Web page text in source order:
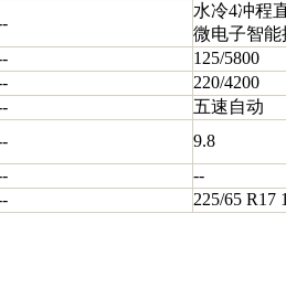
水冷4冲程
微电子智
125/5800
220/4200
五速自动
9.8
--
225/65 R17